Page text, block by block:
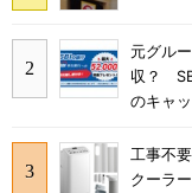
元グル
収？
のキャ
工事不
クーラ